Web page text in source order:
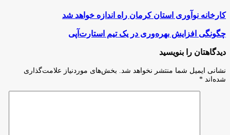
کارخانه
نوآوری
استان
کرمان
اندازه
خواهد
شد
کارخانه نوآوری استان کرمان راه اندازه خواهد شد
چگونگی
بهره‌وری
یک
تیم
چگونگی افزایش بهره‌وری در یک تیم استارت‌آپی
دیدگاهتان را بنویسید
نشانی ایمیل شما منتشر نخواهد شد.
بخش‌های موردنیاز علامت‌گذاری
شده‌اند *